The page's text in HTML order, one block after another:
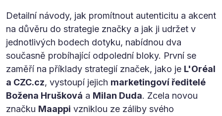
Detailní návody, jak promítnout autenticitu a akcent
na důvěru do strategie značky a jak ji udržet v
jednotlivých bodech dotyku, nabídnou dva
současně probíhající odpolední bloky. První se
zaměří na příklady strategií značek, jako je L'Oréal
a CZC.cz, vystoupí jejich marketingoví ředitelé
Božena Hrušková a Milan Duda. Zcela novou
značku Maappi vzniklou ze záliby svého